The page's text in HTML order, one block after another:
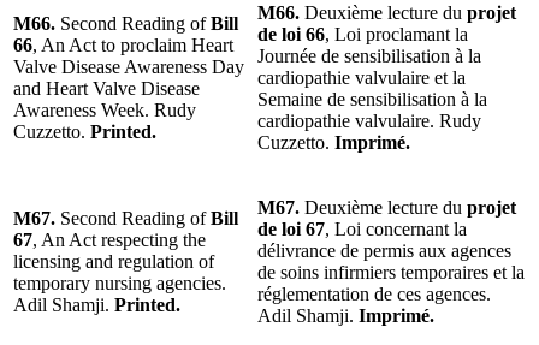
M66. Second Reading ofBill
66, An Act to proclaim Heart
Valve Disease Awareness Day
and Heart Valve Disease
Awareness Week. Rudy
Cuzzetto. Printed.
M66. Deuxième lecture du projet
de loi 66, Loi proclamant la
Journée de sensibilisation à la
cardiopathie valvulaire et la
Semaine de sensibilisation à la
cardiopathie valvulaire. Rudy
Cuzzetto. Imprimé.
M67. Second Reading ofBill
67, An Act respecting the
licensing and regulation of
temporary nursing agencies.
Adil Shamji. Printed.
M67. Deuxième lecture du projet
de loi 67, Loi concernant la
délivrance de permis aux agences
de soins infirmiers temporaires et la
réglementation de ces agences.
Adil Shamji. Imprimé.